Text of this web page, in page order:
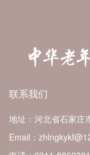
联系我们
地址：河北省石家庄
Email：